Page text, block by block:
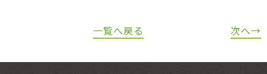
一覧へ戻る 次へ→